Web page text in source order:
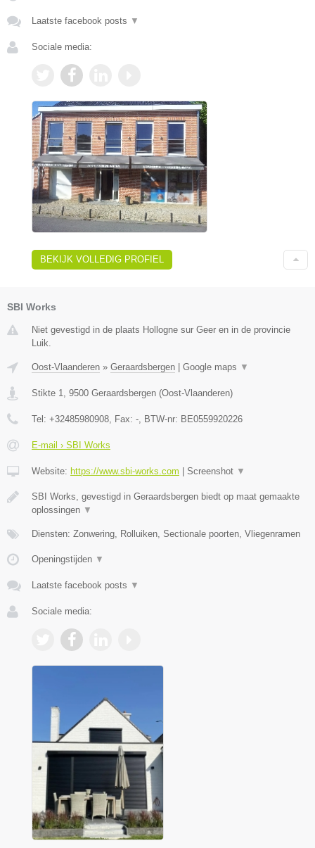
Laatste facebook posts ▼
Sociale media:
BEKIJK VOLLEDIG PROFIEL
SBI Works
Niet gevestigd in de plaats Hollogne sur Geer en in de provincie
Luik.
Oost-Vlaanderen » Geraardsbergen | Google maps ▼
Stikte 1 9500 Geraardsbergen (Oost-Vlaanderen)
Tel: +32485980908 , Fax: - , BTW-nr: BE0559920226
E-mail › SBI Works
Website: https://www.sbi-works.com | Screenshot ▼
SBI Works, gevestigd in Geraardsbergen biedt op maat gemaakte
oplossingen ▼
Diensten: Zonwering, Rolluiken, Sectionale poorten, Vliegenramen
Openingstijden ▼
Laatste facebook posts ▼
Sociale media: